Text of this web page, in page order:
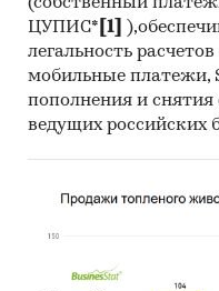
(собственный
ЦУПИС* [1]
легальность
мобильные платежи,
пополнения и снятия
ведущих российских